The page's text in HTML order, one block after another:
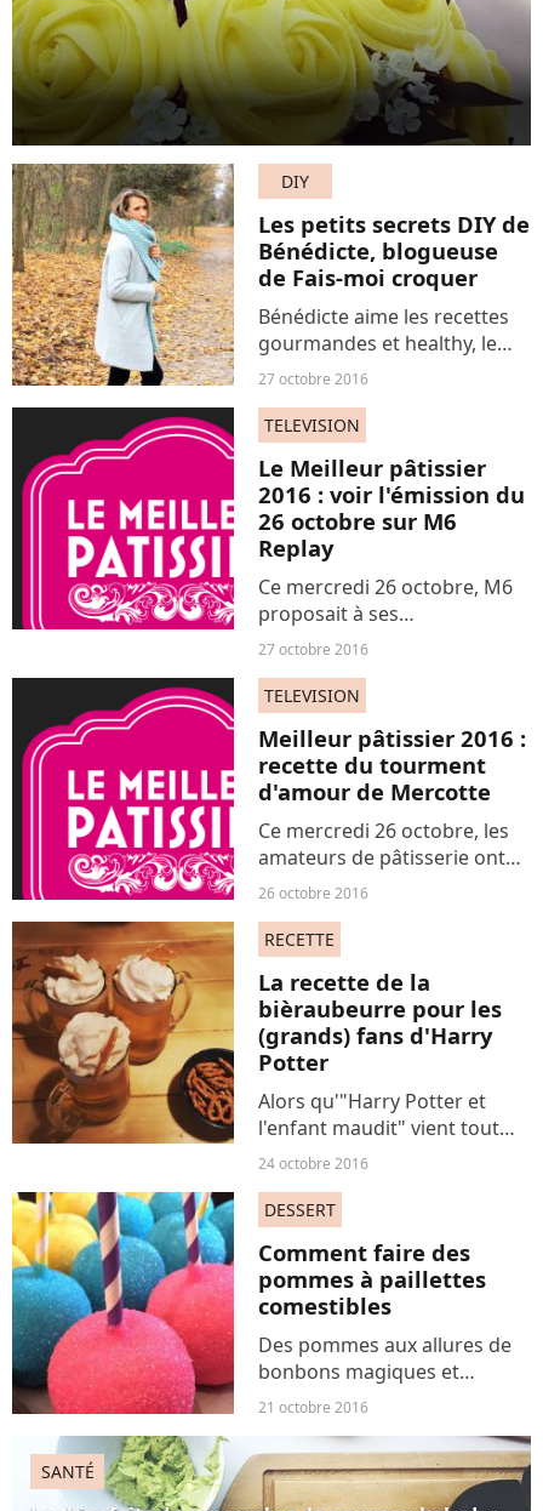
DIY
Les petits secrets DIY de
Bénédicte, blogueuse
de Fais-moi croquer
Bénédicte aime les recettes
gourmandes et healthy, le
DIY et les voyages. Elle
créations sur son joli blog
"Fais-moi croquer". Elle nous
a livré quelques-uns...
27 octobre 2016
TELEVISION
Le Meilleur pâtissier
2016 : voir l'émission du
26 octobre sur M6
Replay
Ce mercredi 26 octobre, M6
proposait à ses
téléspectateurs une
compétition pour les
candidats de la cinquième
saison du Meilleur pâtissier.
Cette semaine, Mercotte...
27 octobre 2016
TELEVISION
Meilleur pâtissier 2016 :
recette du tourment
d'amour de Mercotte
Ce mercredi 26 octobre, les
amateurs de pâtisserie ont
rendez-vous avec la troisième
pâtissier. Pour sa nouvelle
épreuve technique, Mercotte
propose aux...
26 octobre 2016
RECETTE
La recette de la
bièraubeurre pour les
(grands) fans d'Harry
Potter
Alors qu'"Harry Potter et
l'enfant maudit" vient tout
juste de sortir en France, les
profitent pour se replonger
dans l'univers magique
imaginé par J.K....
24 octobre 2016
DESSERT
Comment faire des
pommes à paillettes
comestibles
Des pommes aux allures de
bonbons magiques et
comestibles, voici la
confiserie qui cartonne sur
Instagram. On vous délivre
sa recette.
21 octobre 2016
SANTÉ